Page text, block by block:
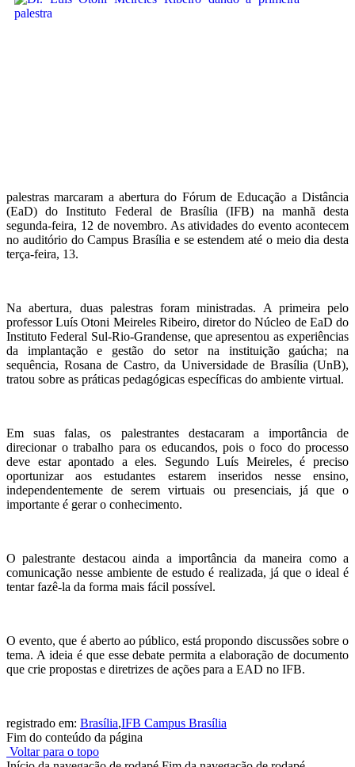
palestras marcaram a abertura do Fórum de Educação a Distância
(EaD) do Instituto Federal de Brasília (IFB) na manhã desta
segunda-feira, 12 de novembro. As atividades do evento acontecem
no auditório do Campus Brasília e se estendem até o meio dia desta
terça-feira, 13.
Na abertura, duas palestras foram ministradas. A primeira pelo
professor Luís Otoni Meireles Ribeiro, diretor do Núcleo de EaD do
Instituto Federal Sul-Rio-Grandense, que apresentou as experiências
da implantação e gestão do setor na instituição gaúcha; na
sequência, Rosana de Castro, da Universidade de Brasília (UnB),
tratou sobre as práticas pedagógicas específicas do ambiente virtual.
Em suas falas, os palestrantes destacaram a importância de
direcionar o trabalho para os educandos, pois o foco do processo
deve estar apontado a eles. Segundo Luís Meireles, é preciso
oportunizar aos estudantes estarem inseridos nesse ensino,
independentemente de serem virtuais ou presenciais, já que o
importante é gerar o conhecimento.
O palestrante destacou ainda a importância da maneira como a
comunicação nesse ambiente de estudo é realizada, já que o ideal é
tentar fazê-la da forma mais fácil possível.
O evento, que é aberto ao público, está propondo discussões sobre o
tema. A ideia é que esse debate permita a elaboração de documento
que crie propostas e diretrizes de ações para a EAD no IFB.
registrado em: Brasília,IFB Campus Brasília
Fim do conteúdo da página
Voltar para o topo